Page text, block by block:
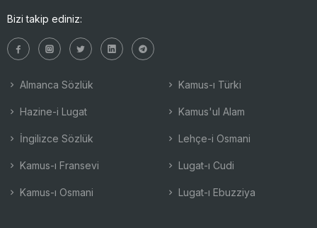
Bizi takip ediniz:
Almanca Sözlük
Hazine-i Lugat
İngilizce Sözlük
Kamus-ı Fransevi
Kamus-ı Osmani
Kamus-ı Türki
Kamus'ul Alam
Lehçe-i Osmani
Lugat-ı Cudi
Lugat-ı Ebuzziya